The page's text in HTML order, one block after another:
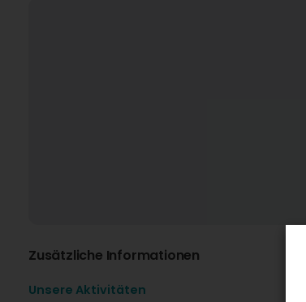
Zusätzliche Informationen
Unsere Aktivitäten